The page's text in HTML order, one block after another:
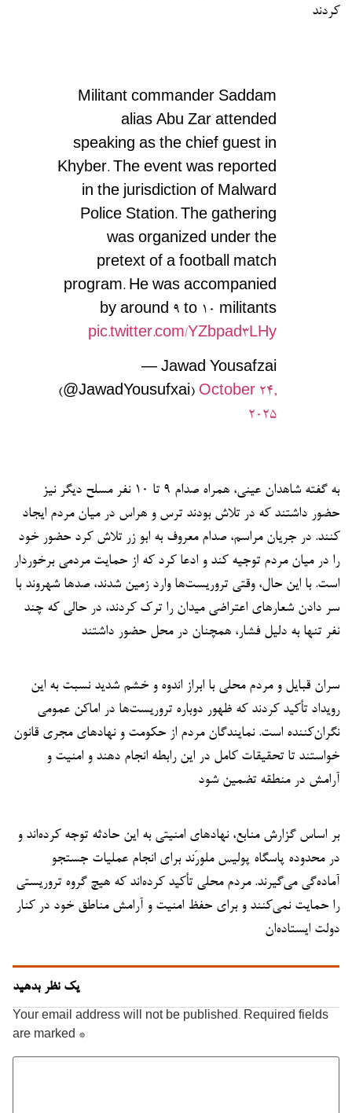
کردند
Militant commander Saddam
alias Abu Zar attended
speaking as the chief guest in
Khyber. The event was reported
in the jurisdiction of Malward
Police Station. The gathering
was organized under the
pretext of a football match
program. He was accompanied
by around 9 to 10 militants
pic.twitter.com/YZbpad3LHy
— Jawad Yousafzai
(@JawadYousufxai) October 24,
2025
به گفته شاهدان عینی، همراه صدام ۹ تا ۱۰ نفر مسلح دیگر نیز
حضور داشتند که در تلاش بودند ترس و هراس در میان مردم ایجاد
کنند. در جریان مراسم، صدام معروف به ابو زر تلاش کرد حضور خود
را در میان مردم توجیه کند و ادعا کرد که از حمایت مردمی برخوردار
است. با این حال، وقتی تروریست‌ها وارد زمین شدند، صدها شهروند با
سر دادن شعارهای اعتراضی میدان را ترک کردند، در حالی که چند
نفر تنها به دلیل فشار، همچنان در محل حضور داشتند
سران قبایل و مردم محلی با ابراز اندوه و خشم شدید نسبت به این
رویداد تأکید کردند که ظهور دوباره تروریست‌ها در اماکن عمومی
نگران‌کننده است. نمایندگان مردم از حکومت و نهادهای مجری قانون
خواستند تا تحقیقات کامل در این رابطه انجام دهند و امنیت و
آرامش در منطقه تضمین شود
بر اساس گزارش منابع، نهادهای امنیتی به این حادثه توجه کرده‌اند و
در محدوده پاسگاه پولیس ملورَند برای انجام عملیات جستجو
آماده‌گی می‌گیرند. مردم محلی تأکید کرده‌اند که هیچ گروه تروریستی
را حمایت نمی‌کنند و برای حفظ امنیت و آرامش مناطق خود در کنار
دولت ایستاده‌ان
یک نظر بدهید
Your email address will not be published. Required fields
are marked *